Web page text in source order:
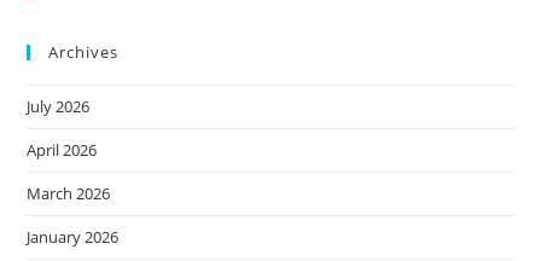
Archives
July 2026
April 2026
March 2026
January 2026